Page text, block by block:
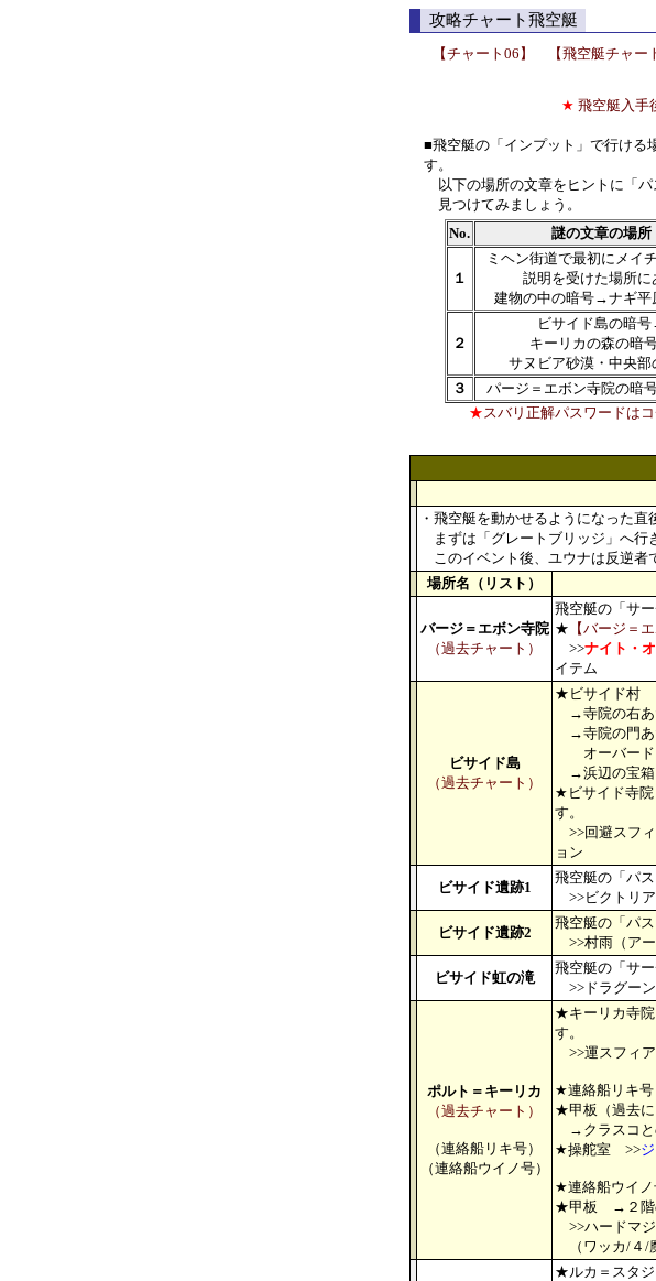
攻略チャート飛空艇
【チャート06】 【飛空艇チャー
★ 飛空艇入手
■飛空艇の「インプット」で行ける
す。
以下の場所の文章をヒントに「パ
見つけてみましょう。
No. 謎の文章の場所
１
ミヘン街道で最初にメイ
説明を受けた場所に
建物の中の暗号→ナギ平
２
ビサイド島の暗
キーリカの森の暗
サヌビア砂漠・中央部
３
パージ＝エボン寺院の暗
★スバリ正解パスワードは
・飛空艇を動かせるようになった直
まずは「グレートブリッジ」へ行
このイベント後、ユウナは反逆者
場所名（リスト）
バージ＝エボン寺院
（過去チャート）
飛空艇の「サ
★ 【バージ＝
>>ナイト・
イテム
ビサイド島
（過去チャート）
★ビサイド村
→寺院の右あ
→寺院の門あ
オーバードラ
→浜辺の宝
★ビサイド寺
す。
>>回避スフ
ョン
ビサイド遺跡1
飛空艇の「パ
>>ビクトリア
ビサイド遺跡2
飛空艇の「パ
>>村雨（アー
ビサイド虹の滝
飛空艇の「サ
>>ドラグーン
ポルト＝キーリカ
（過去チャート）
（連絡船リキ号）
（連絡船ウイノ号）
★キーリカ寺
す。
>>運スフィ
★連絡船リキ号
★甲板（過去に
→クラスコと
★操舵室 >>
★連絡船ウイノ
★甲板 →２階の
>>ハードマ
（ワッカ/４/
★ルカ＝スタジ